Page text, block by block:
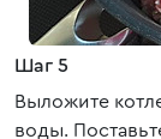
Шаг 5
Выложите
воды.